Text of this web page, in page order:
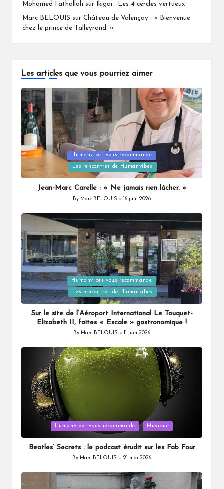
Mohamed Fathallah sur Ikigai : Les 4 cercles vertueux
Marc BELOUIS sur Château de Valençay : « Bienvenue
chez le prince de Talleyrand. »
Les articles que vous pourriez aimer
Posted
in
Humanvibes vous recommande
Les rencontres de Humanvibes
Jean-Marc Carelle : « Ne jamais rien lâcher. »
Posted
By Marc BELOUIS 16 juin 2026
Posted
in
Humanvibes vous recommande
Les rencontres de Humanvibes
Sur le site de l’Aéroport International Le Touquet-
Elizabeth II, faites « Escale » gastronomique !
Posted
By Marc BELOUIS 11 juin 2026
in
Humanvibes vous recommande Musique
Beatles’ Secrets : le podcast érudit sur les Fab Four
Posted
By Marc BELOUIS 21 mai 2026